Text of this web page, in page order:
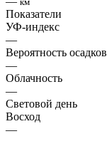
Показатели
УФ-индекс
—
Вероятность осадков
—
Облачность
—
Световой день
Восход
—